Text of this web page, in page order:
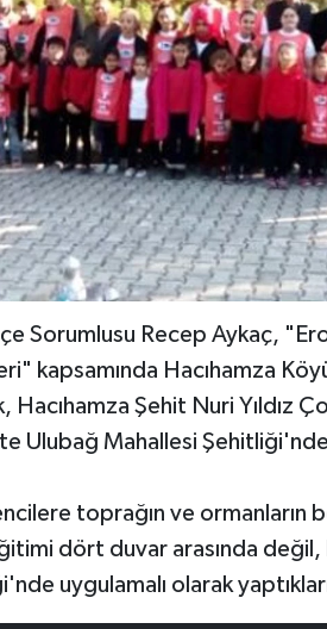
Sorumlusu Recep Aykaç,
kapsamında Hacıhamza
Şehit Nuri Yıldız
Ulubağ Mahallesi
toprağın ve ormanların
dört duvar arasında değil,
uygulamalı olarak